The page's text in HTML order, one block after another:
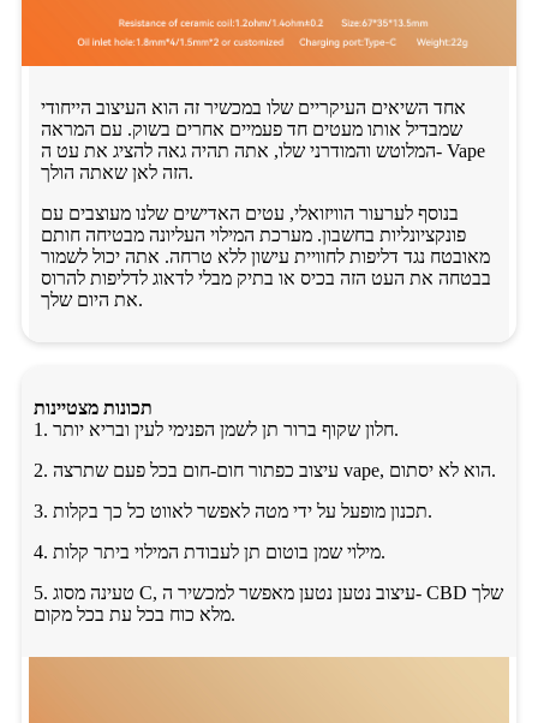
אחד השיאים העיקריים שלו במכשיר זה הוא העיצוב הייחודי
שמבדיל אותו מעטים חד פעמיים אחרים בשוק. עם המראה
המלוטש והמודרני שלו, אתה תהיה גאה להציג את עט ה- Vape
הזה לאן שאתה הולך.
בנוסף לערעור הוויזואלי, עטים האדישים שלנו מעוצבים עם
פונקציונליות בחשבון. מערכת המילוי העליונה מבטיחה חותם
מאובטח נגד דליפות לחוויית עישון ללא טרחה. אתה יכול לשמור
בבטחה את העט הזה בכיס או בתיק מבלי לדאוג לדליפות להרוס
את היום שלך.
תכונות מצטיינות
1. חלון שקוף ברור תן לשמן הפנימי לעין ובריא יותר.
2. עיצוב כפתור חום-חום בכל פעם שתרצה vape, הוא לא יסתום.
3. תכנון מופעל על ידי מטה לאפשר לאווט כל כך בקלות.
4. מילוי שמן בוטום תן לעבודת המילוי ביתר קלות.
5. טעינה מסוג C, עיצוב נטען נטען מאפשר למכשיר ה- CBD שלך
מלא כוח בכל עת בכל מקום.